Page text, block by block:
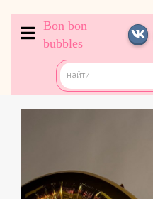
Bon bon
bubbles